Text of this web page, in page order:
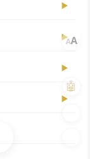
▶
▶
▶
▶
AA
🤖